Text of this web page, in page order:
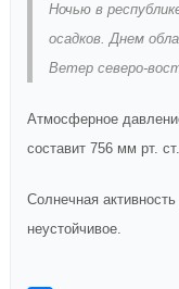
Ночью в
осадков. Днем
Ветер северо-
Атмосферное
составит 756 мм рт. ст.
Солнечная
неустойчивое.